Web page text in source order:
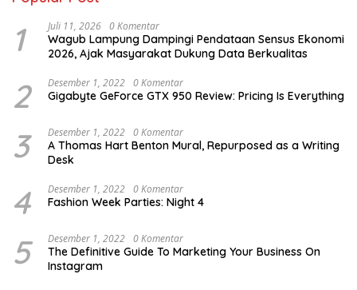
1 Juli 11, 2026 0 Komentar
Wagub Lampung Dampingi Pendataan Sensus Ekonomi
2026, Ajak Masyarakat Dukung Data Berkualitas
2 Desember 1, 2022 0 Komentar
Gigabyte GeForce GTX 950 Review: Pricing Is Everything
3 Desember 1, 2022 0 Komentar
A Thomas Hart Benton Mural, Repurposed as a Writing
Desk
4 Desember 1, 2022 0 Komentar
Fashion Week Parties: Night 4
5 Desember 1, 2022 0 Komentar
The Definitive Guide To Marketing Your Business On
Instagram